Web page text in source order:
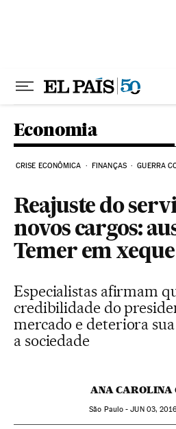
Economia
CRISE ECONÔMICA FINANÇAS GUERRA
Reajuste do
novos cargos:
Temer em xeque
Especialistas afirmam
credibilidade do
mercado e deteriora
a sociedade
ANA CAROLINA
São Paulo -JUN03,